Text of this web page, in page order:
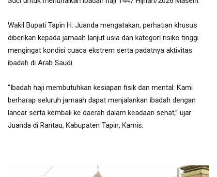
Wakil Bupati Tapin H. Juanda mengatakan, perhatian khusus
diberikan kepada jamaah lanjut usia dan kategori risiko tinggi
mengingat kondisi cuaca ekstrem serta padatnya aktivitas
ibadah di Arab Saudi.
“Ibadah haji membutuhkan kesiapan fisik dan mental. Kami
berharap seluruh jamaah dapat menjalankan ibadah dengan
lancar serta kembali ke daerah dalam keadaan sehat,” ujar
Juanda di Rantau, Kabupaten Tapin, Kamis.